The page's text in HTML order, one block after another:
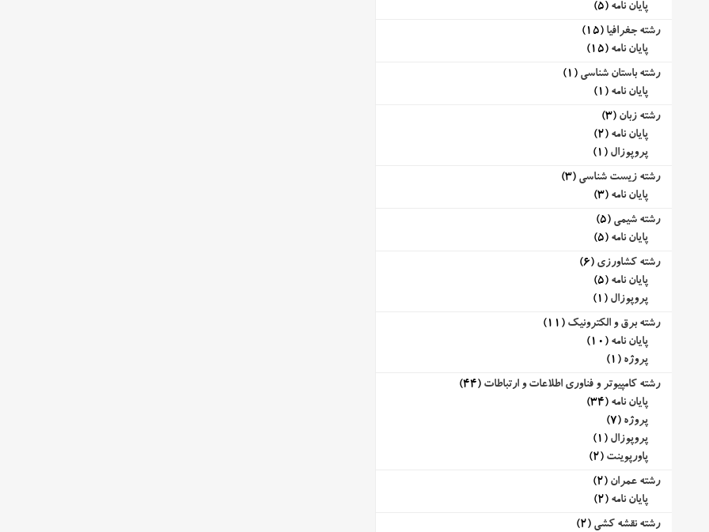
پایان نامه (5)
رشته جغرافیا (15)
پایان نامه (15)
رشته باستان شناسی (1)
پایان نامه (1)
رشته زبان (3)
پایان نامه (2)
پروپوزال (1)
رشته زیست شناسی (3)
پایان نامه (3)
رشته شیمی (5)
پایان نامه (5)
رشته کشاورزی (6)
پایان نامه (5)
پروپوزال (1)
رشته برق و الکترونیک (11)
پایان نامه (10)
پروژه (1)
رشته کامپیوتر و فناوری اطلاعات و ارتباطات (44)
پایان نامه (34)
پروژه (7)
پروپوزال (1)
پاورپوینت (2)
رشته عمران (2)
پایان نامه (2)
رشته نقشه کشی (2)